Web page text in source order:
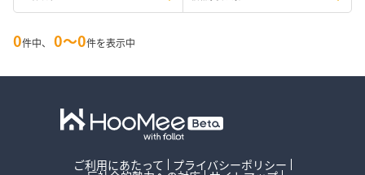
0件中、 0〜0件を表示中
ご利用にあたって プライバシーポリシー